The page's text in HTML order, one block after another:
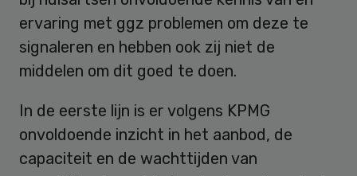
ervaring met ggz problemen om deze te
signaleren en hebben ook zij niet de
middelen om dit goed te doen.
In de eerste lijn is er volgens KPMG
onvoldoende inzicht in het aanbod, de
capaciteit en de wachttijden van